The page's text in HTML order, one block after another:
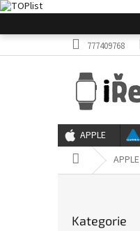
na
777409768
APPLE
Domů APPLE
kategorie
Kategorie